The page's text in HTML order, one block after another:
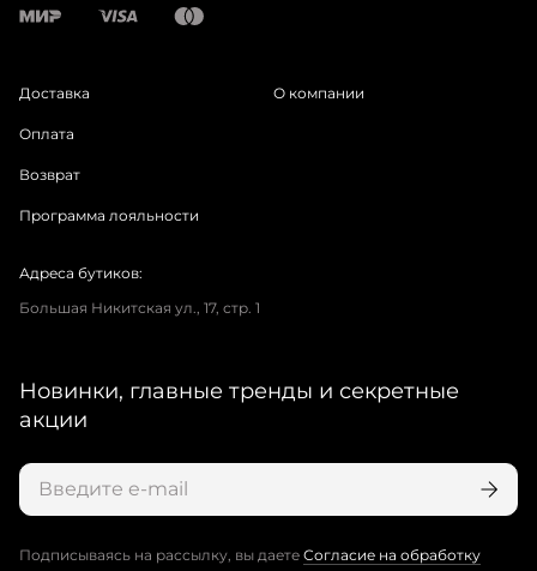
Доставка
Оплата
Возврат
Программа лояльности
О компании
Адреса бутиков:
Большая Никитская ул., 17, стр. 1
Новинки, главные тренды и секретные
акции
Подписываясь на рассылку, вы даете Согласие на обработку